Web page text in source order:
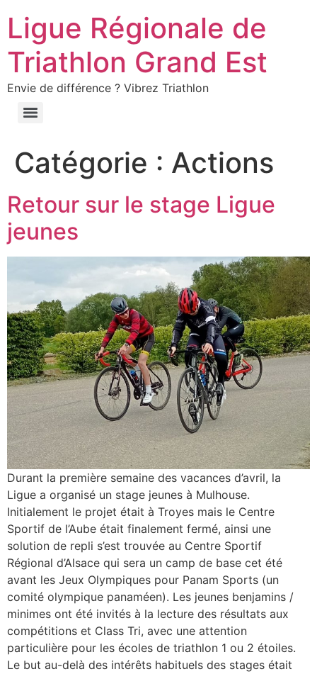
Ligue Régionale de
Triathlon Grand Est
Envie de différence ? Vibrez Triathlon
Catégorie : Actions
Retour sur le stage Ligue
jeunes
Durant la première semaine des vacances d’avril, la
Ligue a organisé un stage jeunes à Mulhouse.
Initialement le projet était à Troyes mais le Centre
Sportif de l’Aube était finalement fermé, ainsi une
solution de repli s’est trouvée au Centre Sportif
Régional d’Alsace qui sera un camp de base cet été
avant les Jeux Olympiques pour Panam Sports (un
comité olympique panaméen). Les jeunes benjamins /
minimes ont été invités à la lecture des résultats aux
compétitions et Class Tri, avec une attention
particulière pour les écoles de triathlon 1 ou 2 étoiles.
Le but au-delà des intérêts habituels des stages était